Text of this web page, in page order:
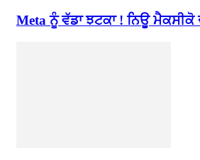
Meta ਨੂੰ ਵੱਡਾ ਝਟਕਾ ! ਨਿਊ